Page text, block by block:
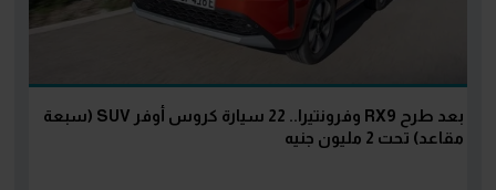
بعد طرح RX9 وفرونتيرا.. 22 سيارة كروس أوفر SUV (سبعة
مقاعد) تحت 2 مليون جنيه